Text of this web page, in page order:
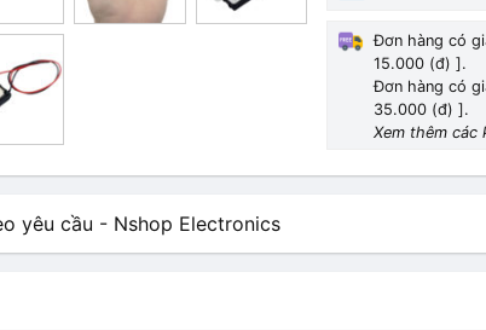
Đơn hàng có
15.000 (đ) ].
Đơn hàng có
35.000 (đ) ].
Xem thêm các